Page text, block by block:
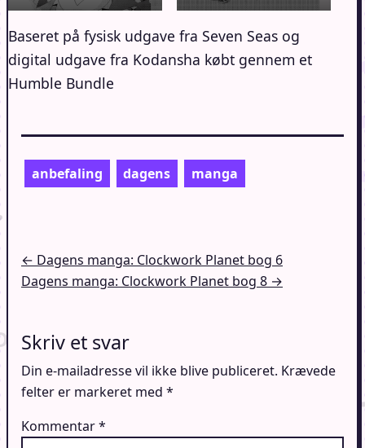
Baseret på fysisk udgave fra Seven Seas og
digital udgave fra Kodansha købt gennem et
Humble Bundle
anbefaling dagens manga
Indlægsnavigation
← Dagens manga: Clockwork Planet bog 6
Dagens manga: Clockwork Planet bog 8 →
Skriv et svar
Din e-mailadresse vil ikke blive publiceret. Krævede
felter er markeret med *
Kommentar*